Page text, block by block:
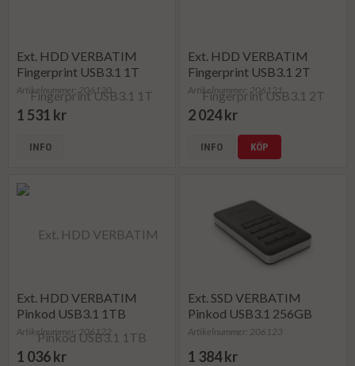
Ext. HDD VERBATIM
Fingerprint USB3.1 1T
Artikelnummer: 206120
1 531 kr
INFO
Ext. HDD VERBATIM
Fingerprint USB3.1 2T
Artikelnummer: 206121
2 024 kr
INFO KÖP
Ext. HDD VERBATIM
Pinkod USB3.1 1TB
Artikelnummer: 206122
1 036 kr
Ext. SSD VERBATIM
Pinkod USB3.1 256GB
Artikelnummer: 206123
1 384 kr